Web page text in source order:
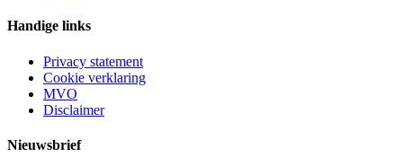
Handige links
Privacy statement
Cookie verklaring
MVO
Disclaimer
Nieuwsbrief